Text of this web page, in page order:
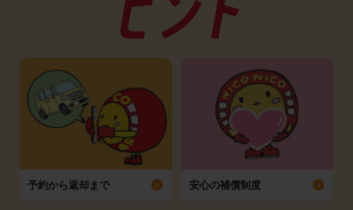
予約から返却まで 安心の補償制度